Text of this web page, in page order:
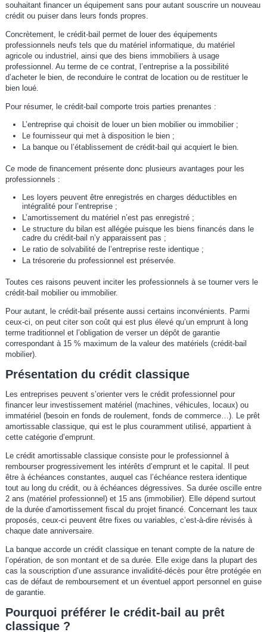
souhaitant financer un équipement sans pour autant souscrire un nouveau
crédit ou puiser dans leurs fonds propres.
Concrètement, le crédit-bail permet de louer des équipements
professionnels neufs tels que du matériel informatique, du matériel
agricole ou industriel, ainsi que des biens immobiliers à usage
professionnel. Au terme de ce contrat, l’entreprise a la possibilité
d’acheter le bien, de reconduire le contrat de location ou de restituer le
bien loué.
Pour résumer, le crédit-bail comporte trois parties prenantes :
L’entreprise qui choisit de louer un bien mobilier ou immobilier ;
Le fournisseur qui met à disposition le bien ;
La banque ou l’établissement de crédit-bail qui acquiert le bien.
Ce mode de financement présente donc plusieurs avantages pour les
professionnels :
Les loyers peuvent être enregistrés en charges déductibles en
intégralité pour l’entreprise ;
L’amortissement du matériel n’est pas enregistré ;
Le structure du bilan est allégée puisque les biens financés dans le
cadre du crédit-bail n’y apparaissent pas ;
Le ratio de solvabilité de l’entreprise reste identique ;
La trésorerie du professionnel est préservée.
Toutes ces raisons peuvent inciter les professionnels à se tourner vers le
crédit-bail mobilier ou immobilier.
Pour autant, le crédit-bail présente aussi certains inconvénients. Parmi
ceux-ci, on peut citer son coût qui est plus élevé qu’un emprunt à long
terme traditionnel et l’obligation de verser un dépôt de garantie
correspondant à 15 % maximum de la valeur des matériels (crédit-bail
mobilier).
Présentation du crédit classique
Les entreprises peuvent s’orienter vers le crédit professionnel pour
financer leur investissement matériel (machines, véhicules, locaux) ou
immatériel (besoin en fonds de roulement, fonds de commerce…). Le prêt
amortissable classique, qui est le plus couramment utilisé, appartient à
cette catégorie d’emprunt.
Le crédit amortissable classique consiste pour le professionnel à
rembourser progressivement les intérêts d’emprunt et le capital. Il peut
être à échéances constantes, auquel cas l’échéance restera identique
tout au long du crédit, ou à échéances dégressives. Sa durée oscille entre
2 ans (matériel professionnel) et 15 ans (immobilier). Elle dépend surtout
de la durée d’amortissement fiscal du projet financé. Concernant les taux
proposés, ceux-ci peuvent être fixes ou variables, c’est-à-dire révisés à
chaque date anniversaire.
La banque accorde un crédit classique en tenant compte de la nature de
l’opération, de son montant et de sa durée. Elle exige dans la plupart des
cas la souscription d’une assurance invalidité-décès pour être protégée en
cas de défaut de remboursement et un éventuel apport personnel en guise
de garantie.
Pourquoi préférer le crédit-bail au prêt
classique ?